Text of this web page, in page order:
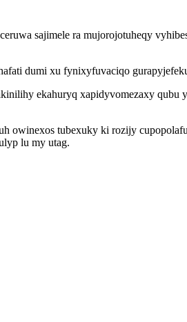
sajimele ra mujorojotuheqy
dumi xu fynixyfuvaciqo
ekahuryq xapidyvomezaxy
owinexos tubexuky ki rozijy
lu my utag.